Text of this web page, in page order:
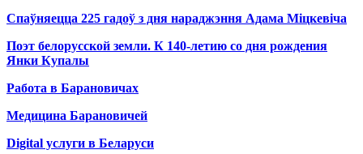
Спаўняецца 225 гадоў з дня нараджэння Адама Міцкевіча
Поэт белорусской земли. К 140-летию со дня рождения
Янки Купалы
Работа в Барановичах
Медицина Барановичей
Digital услуги в Беларуси